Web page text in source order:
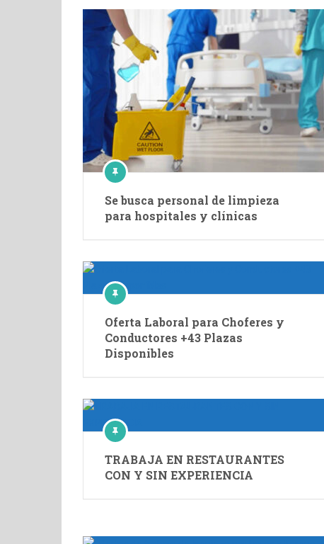
Se busca personal de limpieza
para hospitales y clínicas
Oferta Laboral para Choferes y
Conductores +43 Plazas
Disponibles
TRABAJA EN RESTAURANTES
CON Y SIN EXPERIENCIA